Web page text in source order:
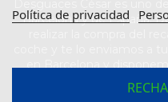
Política de privacidad
Barcelona y de España.
en Barcelona y
todas las marcas de
necesitas para tu